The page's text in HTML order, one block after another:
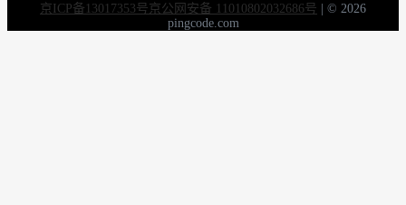
京ICP备13017353号京公网安备 11010802032686号 | © 2026
pingcode.com